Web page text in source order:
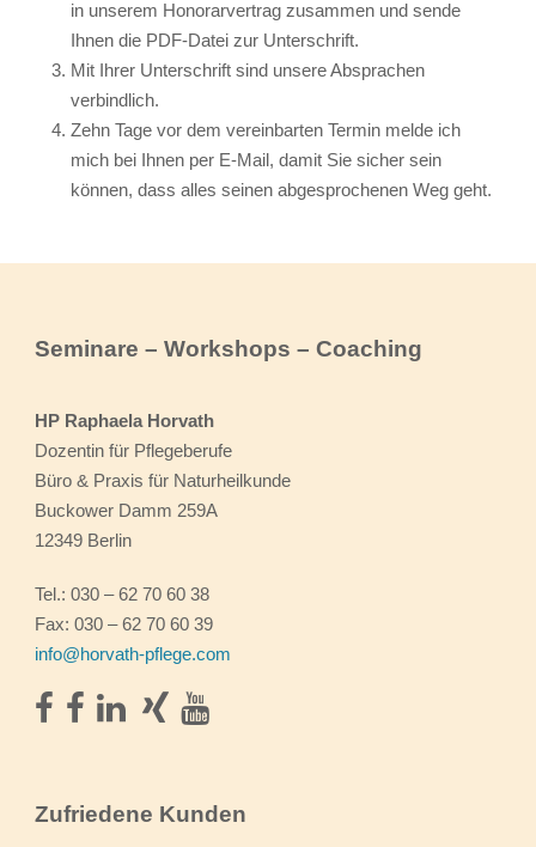
in unserem Honorarvertrag zusammen und sende
Ihnen die PDF-Datei zur Unterschrift.
Mit Ihrer Unterschrift sind unsere Absprachen
verbindlich.
Zehn Tage vor dem vereinbarten Termin melde ich
mich bei Ihnen per E-Mail, damit Sie sicher sein
können, dass alles seinen abgesprochenen Weg geht.
Seminare – Workshops – Coaching
HP Raphaela Horvath
Dozentin für Pflegeberufe
Büro & Praxis für Naturheilkunde
Buckower Damm 259A
12349 Berlin
Tel.: 030 – 62 70 60 38
Fax: 030 – 62 70 60 39
info@horvath-pflege.com
Zufriedene Kunden